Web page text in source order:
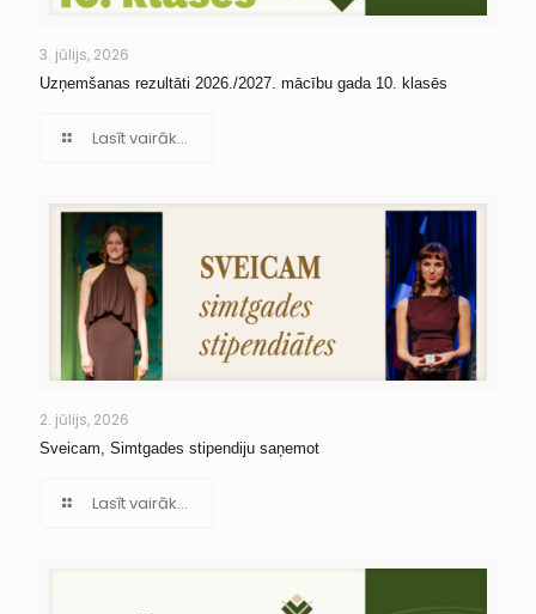
3. jūlijs, 2026
Uzņemšanas rezultāti 2026./2027. mācību gada 10. klasēs
Lasīt vairāk...
2. jūlijs, 2026
Sveicam, Simtgades stipendiju saņemot
Lasīt vairāk...